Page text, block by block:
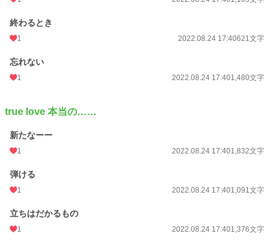
終わるとき
1 2022.08.24 17:40621文字
忘れない
1 2022.08.24 17:401,480文字
true love 本当の……
新たなーー
1 2022.08.24 17:401,832文字
弾ける
1 2022.08.24 17:401,091文字
立ちはだかるもの
1 2022.08.24 17:401,376文字